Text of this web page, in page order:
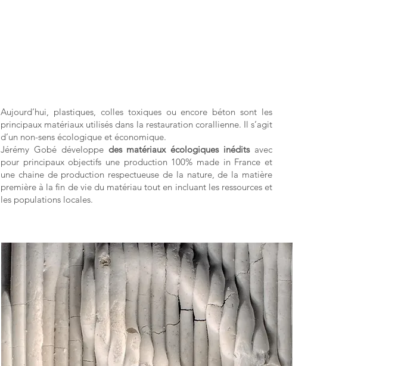
Aujourd’hui, plastiques, colles toxiques ou encore béton sont les
principaux matériaux utilisés dans la restauration corallienne. Il s’agit
d’un non-sens écologique et économique.
Jérémy Gobé développe des matériaux écologiques inéditsavec
pour principaux objectifs une production 100% made in France et
une chaine de production respectueuse de la nature, de la matière
première à la fin de vie du matériau tout en incluant les ressources et
les populations locales.